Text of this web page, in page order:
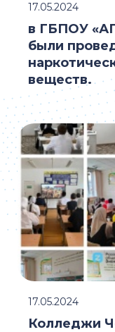
в ГБПОУ
были
веществ.
17.05.2024
Колледжи
17.05.2024